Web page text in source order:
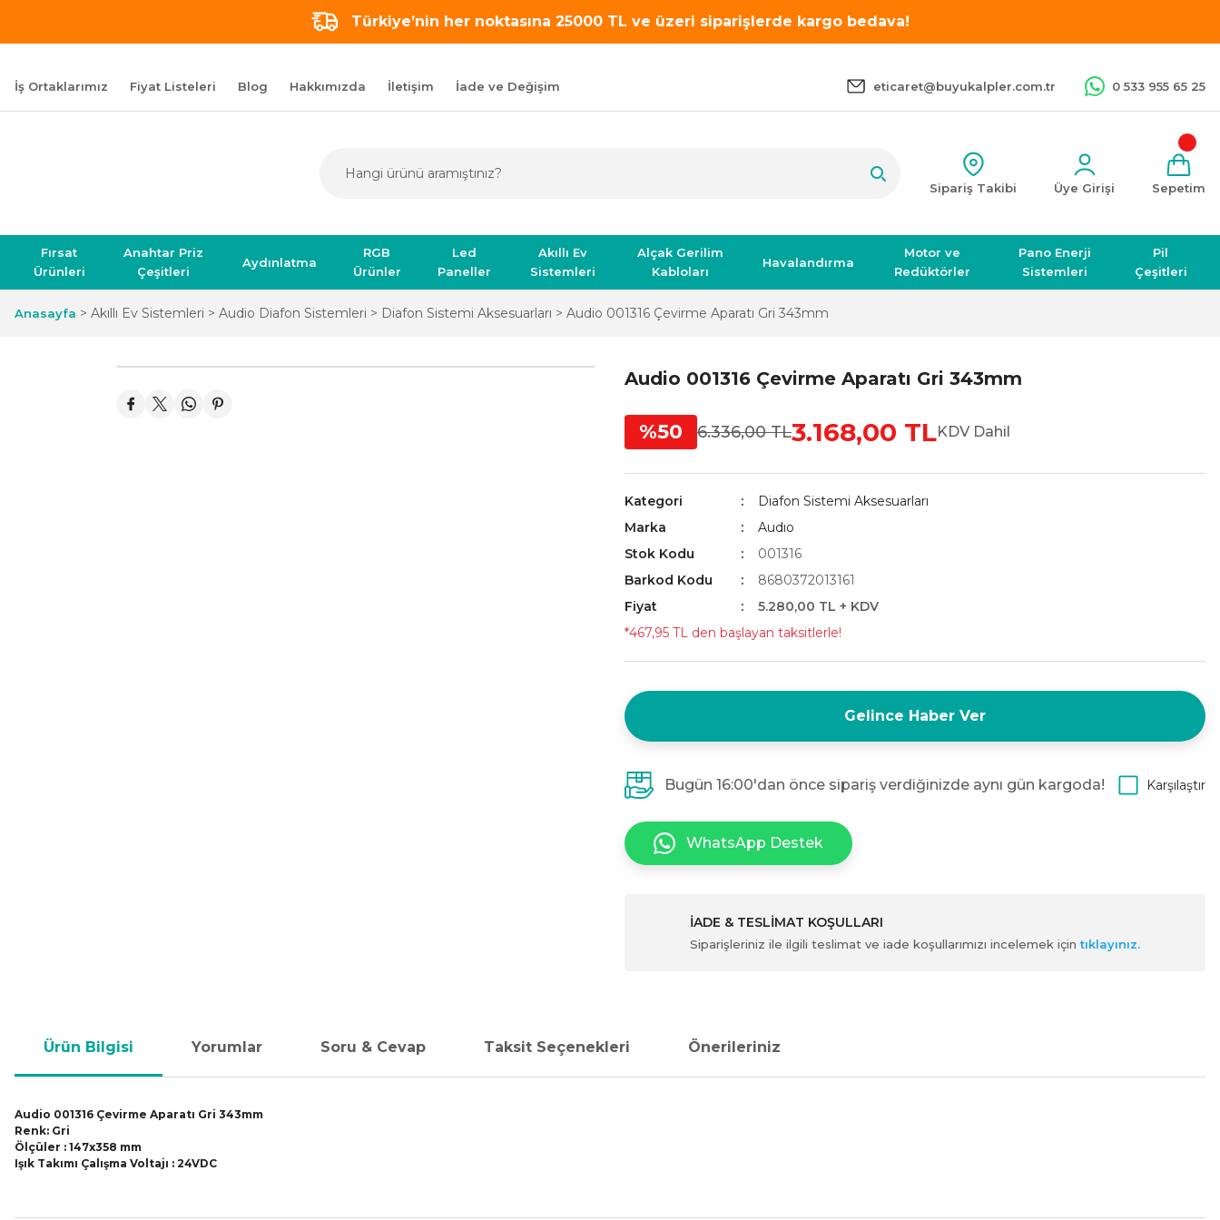
Türkiye’nin her noktasına 25000 TL ve üzeri siparişlerde kargo bedava!
İş Ortaklarımız Fiyat Listeleri Blog Hakkımızda İletişim İade ve Değişim eticaret@buyukalpler.com.tr 0 533 955 65 25
Sipariş Takibi Üye Girişi Sepetim
Fırsat
Ürünleri
Anahtar Priz
Çeşitleri
Aydınlatma
RGB
Ürünler
Led
Paneller
Akıllı Ev
Sistemleri
Alçak Gerilim
Kabloları
Havalandırma
Motor ve
Redüktörler
Pano Enerji
Sistemleri
Pil
Çeşitleri
Anasayfa Akıllı Ev Sistemleri Audio Diafon Sistemleri Diafon Sistemi Aksesuarları Audio 001316 Çevirme Aparatı Gri 343mm
Audio 001316 Çevirme Aparatı Gri 343mm
%50 6.336,00 TL3.168,00 TLKDV Dahil
Kategori
Diafon Sistemi Aksesuarları
Marka
Audıo
Stok Kodu
001316
Barkod Kodu
8680372013161
Fiyat
5.280,00 TL + KDV
*467,95 TL den başlayan taksitlerle!
Gelince Haber Ver
Bugün 16:00'dan önce sipariş verdiğinizde aynı gün kargoda! Karşılaştır
WhatsApp Destek
İADE & TESLİMAT KOŞULLARI
Siparişleriniz ile ilgili teslimat ve iade koşullarımızı incelemek içintıklayınız.
Ürün Bilgisi Yorumlar Soru & Cevap Taksit Seçenekleri Önerileriniz
Audio 001316 Çevirme Aparatı Gri 343mm
Renk: Gri
Ölçüler : 147x358 mm
Işık Takımı Çalışma Voltajı : 24VDC